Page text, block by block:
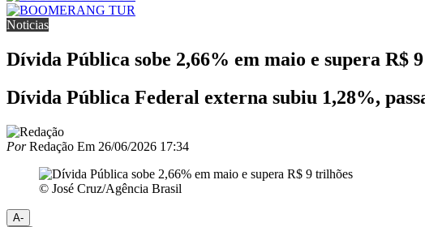
Noticias
Dívida Pública sobe 2,66% em maio e supera R$
Dívida Pública Federal externa subiu 1,28%,
PorRedação Em 26/06/2026 17:34
© José Cruz/Agência Brasil
A-